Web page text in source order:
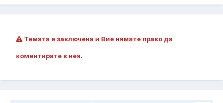
Темата е заключена и Вие нямате право да
коментирате в нея.